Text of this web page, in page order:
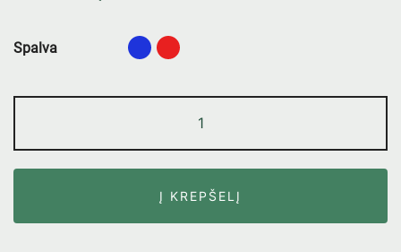
Spalva
Į KREPŠELĮ